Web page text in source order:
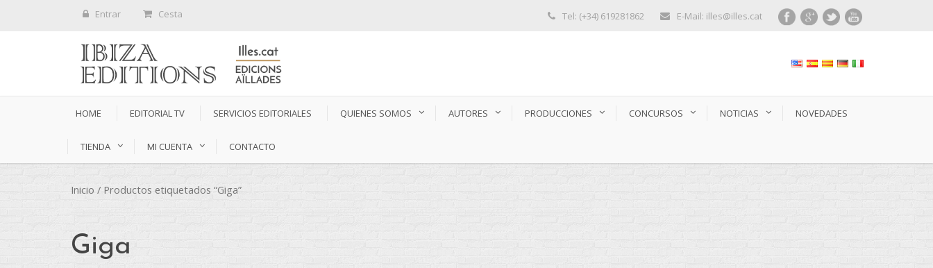
Entrar Cesta Tel: (+34) 619281862 E-Mail: illes@illes.cat
HOME EDITORIAL TV SERVICIOS EDITORIALES QUIENES SOMOS AUTORES PRODUCCIONES CONCURSOS NOTICIAS NOVEDADES
TIENDA MI CUENTA CONTACTO
Inicio / Productos etiquetados “Giga”
Giga